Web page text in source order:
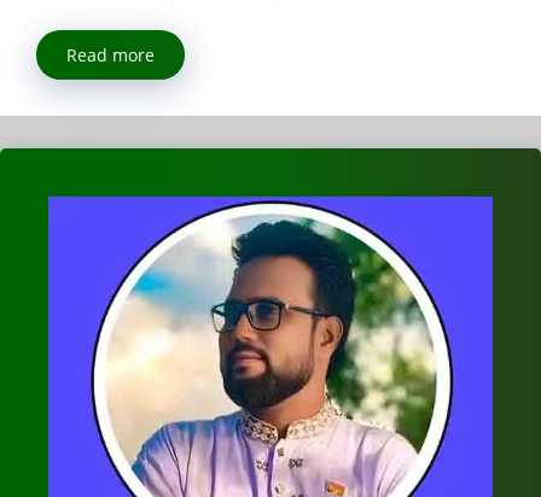
Read more